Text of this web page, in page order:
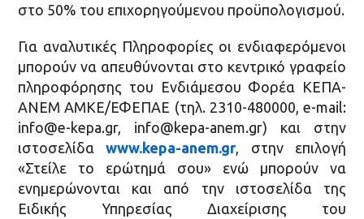
στο 50% του επιχορηγούμενου προϋπολογισμού.
Για αναλυτικές Πληροφορίες οι ενδιαφερόμενοι
μπορούν να απευθύνονται στο κεντρικό γραφείο
πληροφόρησης του Ενδιάμεσου Φορέα ΚΕΠΑ-
ΑΝΕΜ ΑΜΚΕ/ΕΦΕΠΑΕ (τηλ. 2310-480000, e-mail:
info@e-kepa.gr, info@kepa-anem.gr) και στην
ιστοσελίδαwww.kepa-anem.gr, στην επιλογή
«Στείλε το ερώτημά σου» ενώ μπορούν να
ενημερώνονται και από την ιστοσελίδα της
Ειδικής Υπηρεσίας Διαχείρισης του